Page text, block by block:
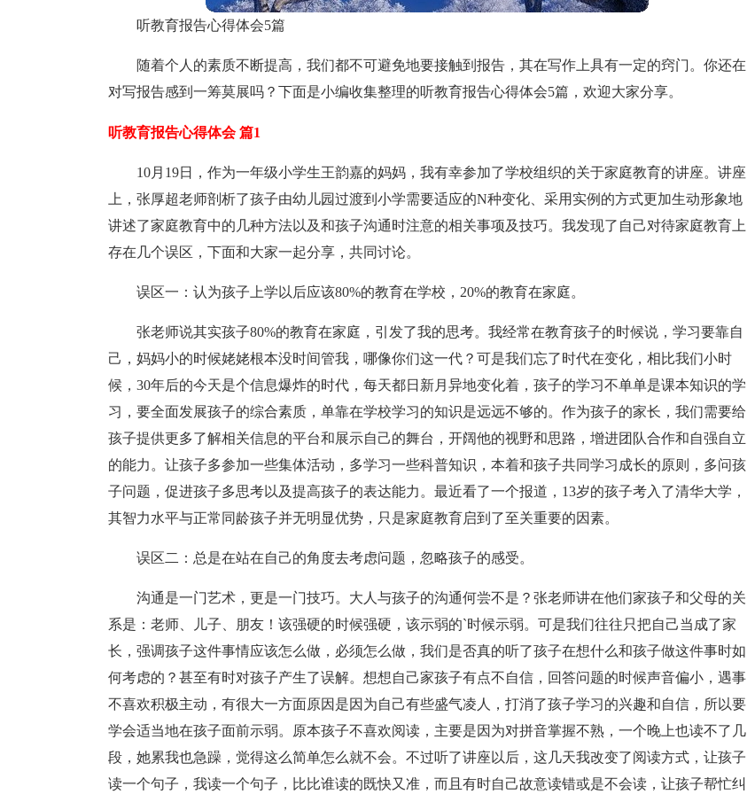
听教育报告心得体会5篇
随着个人的素质不断提高，我们都不可避免地要接触到报告，其在写作上具有一定的窍门。你还在
对写报告感到一筹莫展吗？下面是小编收集整理的听教育报告心得体会5篇，欢迎大家分享。
听教育报告心得体会 篇1
10月19日，作为一年级小学生王韵嘉的妈妈，我有幸参加了学校组织的关于家庭教育的讲座。讲座
上，张厚超老师剖析了孩子由幼儿园过渡到小学需要适应的N种变化、采用实例的方式更加生动形象地
讲述了家庭教育中的几种方法以及和孩子沟通时注意的相关事项及技巧。我发现了自己对待家庭教育上
存在几个误区，下面和大家一起分享，共同讨论。
误区一：认为孩子上学以后应该80%的教育在学校，20%的教育在家庭。
张老师说其实孩子80%的教育在家庭，引发了我的思考。我经常在教育孩子的时候说，学习要靠自
己，妈妈小的时候姥姥根本没时间管我，哪像你们这一代？可是我们忘了时代在变化，相比我们小时
候，30年后的今天是个信息爆炸的时代，每天都日新月异地变化着，孩子的学习不单单是课本知识的学
习，要全面发展孩子的综合素质，单靠在学校学习的知识是远远不够的。作为孩子的家长，我们需要给
孩子提供更多了解相关信息的平台和展示自己的舞台，开阔他的视野和思路，增进团队合作和自强自立
的能力。让孩子多参加一些集体活动，多学习一些科普知识，本着和孩子共同学习成长的原则，多问孩
子问题，促进孩子多思考以及提高孩子的表达能力。最近看了一个报道，13岁的孩子考入了清华大学，
其智力水平与正常同龄孩子并无明显优势，只是家庭教育启到了至关重要的因素。
误区二：总是在站在自己的角度去考虑问题，忽略孩子的感受。
沟通是一门艺术，更是一门技巧。大人与孩子的沟通何尝不是？张老师讲在他们家孩子和父母的关
系是：老师、儿子、朋友！该强硬的时候强硬，该示弱的`时候示弱。可是我们往往只把自己当成了家
长，强调孩子这件事情应该怎么做，必须怎么做，我们是否真的听了孩子在想什么和孩子做这件事时如
何考虑的？甚至有时对孩子产生了误解。想想自己家孩子有点不自信，回答问题的时候声音偏小，遇事
不喜欢积极主动，有很大一方面原因是因为自己有些盛气凌人，打消了孩子学习的兴趣和自信，所以要
学会适当地在孩子面前示弱。原本孩子不喜欢阅读，主要是因为对拼音掌握不熟，一个晚上也读不了几
段，她累我也急躁，觉得这么简单怎么就不会。不过听了讲座以后，这几天我改变了阅读方式，让孩子
读一个句子，我读一个句子，比比谁读的既快又准，而且有时自己故意读错或是不会读，让孩子帮忙纠